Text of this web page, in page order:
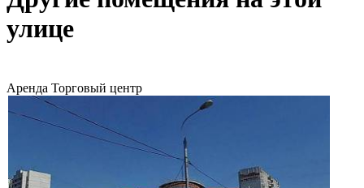
улице
Аренда Торговый центр